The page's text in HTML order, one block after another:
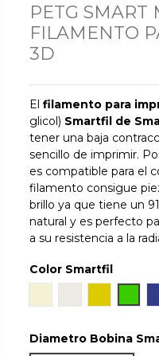
PETG SMART
FILAMENTO
3D
Elfilamento para
glicol) Smartfil de
tener una baja
sencillo de imprimir.
es compatible para el
filamento consigue
brillo ya que tiene un
natural y es perfecto
a su resistencia a la
Color Smartfil
Diametro Bobina